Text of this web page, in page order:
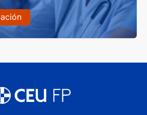
en el entorno asistencial.